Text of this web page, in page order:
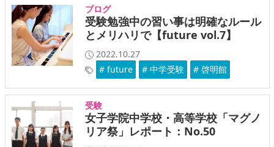
ブログ
受験勉強中の習い事は明確なルール
とメリハリで【future vol.7】
2022.10.27
# future
# 中学受験 # 啓明館
受験
女子学院中学校・高等学校「マグノ
リア祭」レポート：No.50